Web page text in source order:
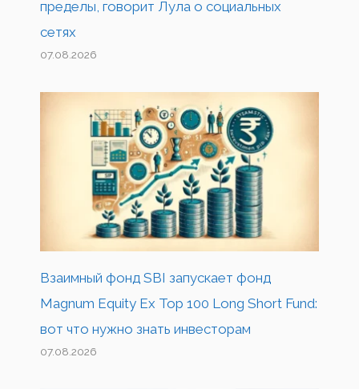
пределы, говорит Лула о социальных
сетях
07.08.2026
Взаимный фонд SBI запускает фонд
Magnum Equity Ex Top 100 Long Short Fund:
вот что нужно знать инвесторам
07.08.2026